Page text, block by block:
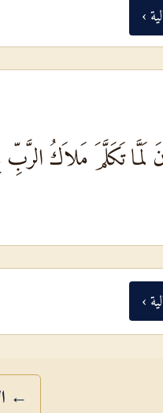
›
لَمَّا تَكَلَّمَ مَلاَكُ الرَّبِّ
›
←